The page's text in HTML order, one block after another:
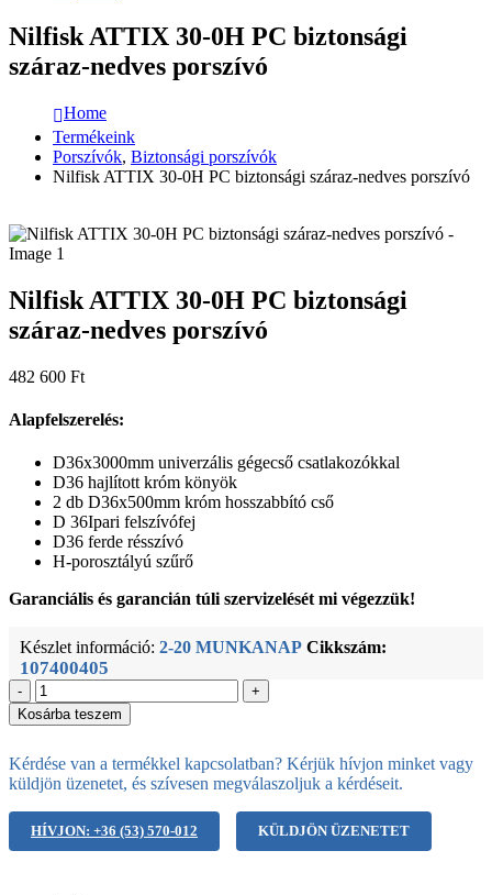
Nilfisk ATTIX 30-0H PC biztonsági
száraz-nedves porszívó
Home
Termékeink
Porszívók, Biztonsági porszívók
Nilfisk ATTIX 30-0H PC biztonsági száraz-nedves porszívó
Nilfisk ATTIX 30-0H PC biztonsági
száraz-nedves porszívó
482 600 Ft
Alapfelszerelés:
D36x3000mm univerzális gégecső csatlakozókkal
D36 hajlított króm könyök
2 db D36x500mm króm hosszabbító cső
D 36Ipari felszívófej
D36 ferde résszívó
H-porosztályú szűrő
Garanciális és garancián túli szervizelését mi végezzük!
Készlet információ: 2-20 MUNKANAP Cikkszám:
107400405
-
+
Kosárba teszem
Kérdése van a termékkel kapcsolatban? Kérjük hívjon minket vagy
küldjön üzenetet, és szívesen megválaszoljuk a kérdéseit.
HÍVJON: +36 (53) 570-012 KÜLDJÖN ÜZENETET